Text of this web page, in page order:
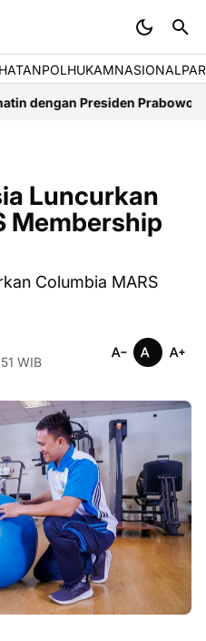
POLHUKAMNASIONAL
Presiden Prabowo, Terkait
Luncurkan
Membership
Columbia MARS
WIB